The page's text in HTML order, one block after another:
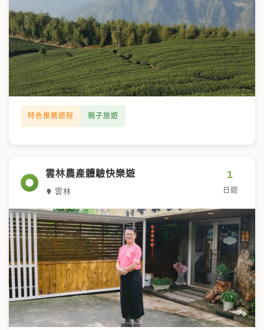
特色推薦遊程 親子旅遊
雲林農產體驗快樂遊
雲林
1
日遊